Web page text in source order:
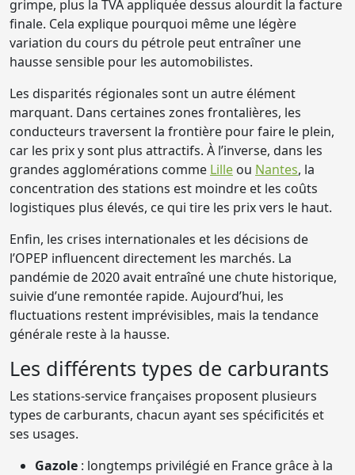
grimpe, plus la TVA appliquée dessus alourdit la facture
finale. Cela explique pourquoi même une légère
variation du cours du pétrole peut entraîner une
hausse sensible pour les automobilistes.
Les disparités régionales sont un autre élément
marquant. Dans certaines zones frontalières, les
conducteurs traversent la frontière pour faire le plein,
car les prix y sont plus attractifs. À l’inverse, dans les
grandes agglomérations comme Lille ou Nantes, la
concentration des stations est moindre et les coûts
logistiques plus élevés, ce qui tire les prix vers le haut.
Enfin, les crises internationales et les décisions de
l’OPEP influencent directement les marchés. La
pandémie de 2020 avait entraîné une chute historique,
suivie d’une remontée rapide. Aujourd’hui, les
fluctuations restent imprévisibles, mais la tendance
générale reste à la hausse.
Les différents types de carburants
Les stations-service françaises proposent plusieurs
types de carburants, chacun ayant ses spécificités et
ses usages.
Gazole : longtemps privilégié en France grâce à la